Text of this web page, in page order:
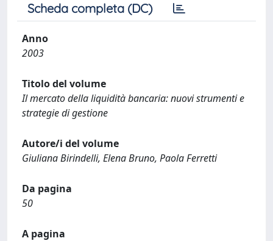
Scheda completa (DC)
Anno
2003
Titolo del volume
Il mercato della liquidità bancaria: nuovi strumenti e
strategie di gestione
Autore/i del volume
Giuliana Birindelli, Elena Bruno, Paola Ferretti
Da pagina
50
A pagina